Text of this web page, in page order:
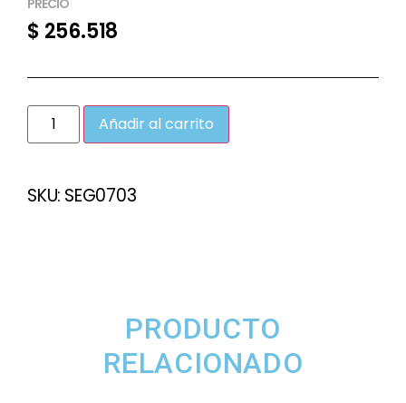
PRECIO
$ 256.518
Añadir al carrito
SKU: SEG0703
PRODUCTO
RELACIONADO